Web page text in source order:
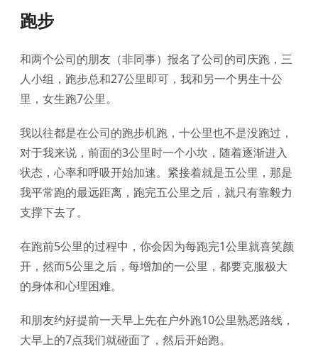
跑步
和两个公司的朋友（非同事）报名了公司的司庆跑，三
人小组，跑步总和27公里即可，我和另一个男生十公
里，女生跑7公里。
我以往都是在公司的跑步机跑，十公里也不是没跑过，
对于我来说，前面的3公里时一个小坎，随着逐渐进入
状态，心率和呼吸开始加速。紧接着就是五公里，那是
我平常跑的最远距离，跑完五公里之后，就只有靠毅力
支撑下去了。
在跑前5公里的过程中，你会因为每跑完1公里就喜笑颜
开，然而5公里之后，每增加的一公里，都要克服极大
的身体和心理困难。
和朋友约好提前一天早上先在户外跑10公里熟悉路线，
大早上的7点我们就碰面了，然后开始跑。